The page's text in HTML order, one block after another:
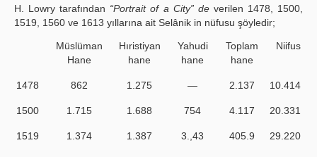
H. Lowry tarafından “Portrait of a City” deverilen 1478, 1500,
1519, 1560 ve 1613 yıllarına ait Selânik in nüfusu şöyledir;
Müslüman
Hane
Hıristiyan
hane
Yahudi
hane
Toplam
hane
Niifus
1478 862 1.275 — 2.137 10.414
1500 1.715 1.688 754 4.117 20.331
1519 1.374 1.387 3.,43 5.9
0
4 29.220